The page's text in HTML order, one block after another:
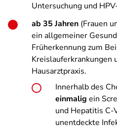
Untersuchung und
ab 35 Jahren (Frauen
ein allgemeiner
Früherkennung zum
Kreislauferkrankungen
Hausarztpraxis.
Innerhalb des
einmalig ein
und Hepatitis
unentdeckte